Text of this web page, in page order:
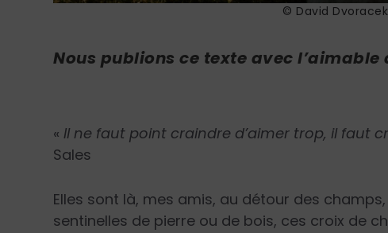
© David
Nous publions ce texte avec
« Il ne faut point craindre d’aimer trop, il faut
Sales
Elles sont là, mes amis, au détour des
sentinelles de pierre ou de bois, ces croix de